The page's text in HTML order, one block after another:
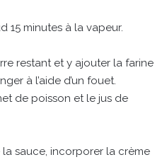
15 minutes à la vapeur.
restant et y ajouter la farine
à l’aide d’un fouet.
de poisson et le jus de
sauce, incorporer la crème